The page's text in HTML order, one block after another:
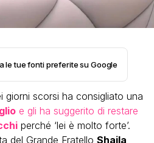
le tue fonti preferite su Google
giorni scorsi ha consigliato una
e gli ha suggerito di restare
perché ‘lei è molto forte’.
del Grande Fratello Shaila